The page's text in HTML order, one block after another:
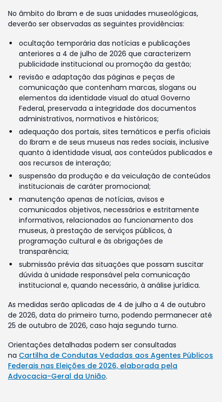
No âmbito do Ibram e de suas unidades museológicas,
deverão ser observadas as seguintes providências:
ocultação temporária das notícias e publicações
anteriores a 4 de julho de 2026 que caracterizem
publicidade institucional ou promoção da gestão;
revisão e adaptação das páginas e peças de
comunicação que contenham marcas, slogans ou
elementos da identidade visual do atual Governo
Federal, preservada a integridade dos documentos
administrativos, normativos e históricos;
adequação dos portais, sites temáticos e perfis oficiais
do Ibram e de seus museus nas redes sociais, inclusive
quanto à identidade visual, aos conteúdos publicados e
aos recursos de interação;
suspensão da produção e da veiculação de conteúdos
institucionais de caráter promocional;
manutenção apenas de notícias, avisos e
comunicados objetivos, necessários e estritamente
informativos, relacionados ao funcionamento dos
museus, à prestação de serviços públicos, à
programação cultural e às obrigações de
transparência;
submissão prévia das situações que possam suscitar
dúvida à unidade responsável pela comunicação
institucional e, quando necessário, à análise jurídica.
As medidas serão aplicadas de 4 de julho a 4 de outubro
de 2026, data do primeiro turno, podendo permanecer até
25 de outubro de 2026, caso haja segundo turno.
Orientações detalhadas podem ser consultadas
na Cartilha de Condutas Vedadas aos Agentes Públicos
Federais nas Eleições de 2026, elaborada pela
Advocacia-Geral da União.